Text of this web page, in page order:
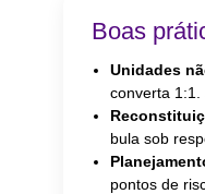
Boas
Unidades
converta 1:1.
bula sob
pontos de